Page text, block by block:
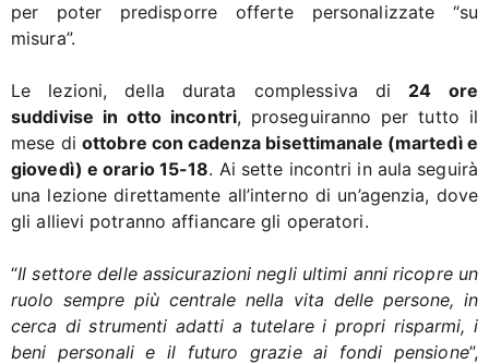
per poter predisporre offerte personalizzate “su
misura”.
Le lezioni, della durata complessiva di 24 ore
suddivise in otto incontri, proseguiranno per tutto il
mese diottobre con cadenza bisettimanale (martedì e
giovedì) e orario 15-18. Ai sette incontri in aula seguirà
una lezione direttamente all’interno di un’agenzia, dove
gli allievi potranno affiancare gli operatori.
“Il settore delle assicurazioni negli ultimi anni ricopre un
ruolo sempre più centrale nella vita delle persone, in
cerca di strumenti adatti a tutelare i propri risparmi, i
beni personali e il futuro grazie ai fondi pensione”,